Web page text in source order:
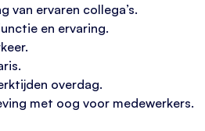
van ervaren collega’s.
en ervaring.
overdag.
met oog voor medewerkers.